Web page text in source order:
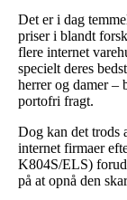
Det er i dag
priser i blandt
flere internet
specielt deres
herrer og damer –
portofri fragt.
Dog kan det trods
internet firmaer
K804S/ELS) forud
på at opnå den